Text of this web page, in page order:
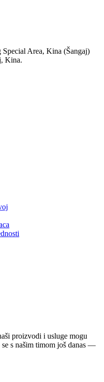
Area, Kina (Šangaj)
Kina.
proizvodi i usluge mogu
s našim timom još danas —